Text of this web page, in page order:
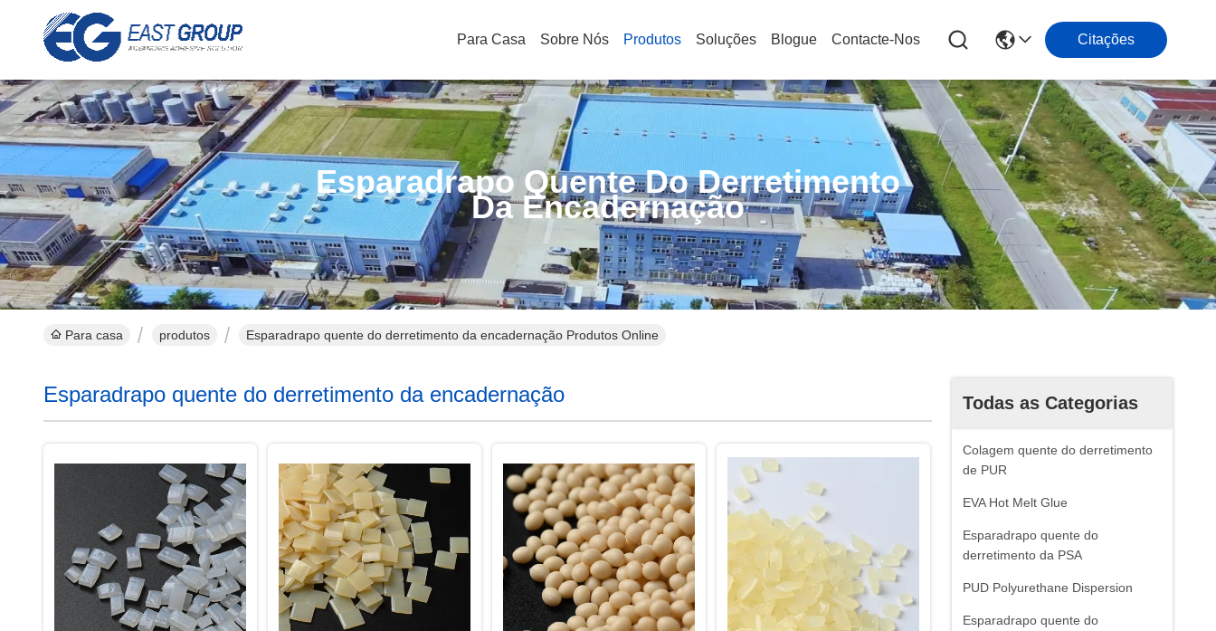
Para Casa Sobre Nós Produtos Soluções Blogue Contacte-Nos Citações
Esparadrapo Quente Do Derretimento
Da Encadernação
Para casa produtos Esparadrapo quente do derretimento da encadernação Produtos Online
Todas as Categorias
Colagem quente do derretimento
de PUR
EVA Hot Melt Glue
Esparadrapo quente do
derretimento da PSA
PUD Polyurethane Dispersion
Esparadrapo quente do
Esparadrapo quente do derretimento da encadernação